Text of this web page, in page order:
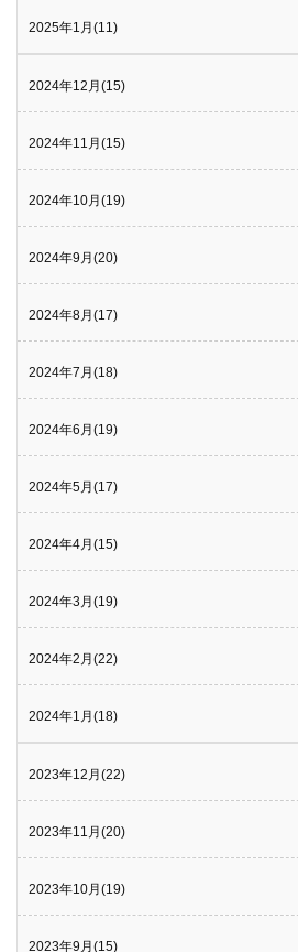
2025年1月(11)
2024年12月(15)
2024年11月(15)
2024年10月(19)
2024年9月(20)
2024年8月(17)
2024年7月(18)
2024年6月(19)
2024年5月(17)
2024年4月(15)
2024年3月(19)
2024年2月(22)
2024年1月(18)
2023年12月(22)
2023年11月(20)
2023年10月(19)
2023年9月(15)